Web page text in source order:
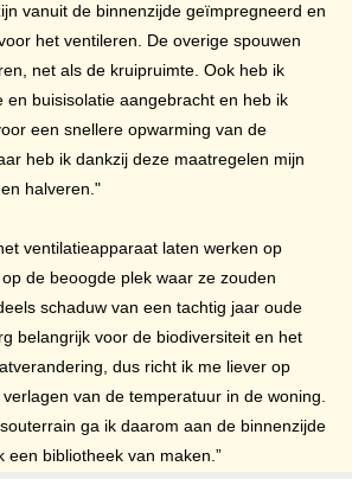
vanuit de binnenzijde geïmpregneerd en
het ventileren. De overige spouwen
net als de kruipruimte. Ook heb ik
en buisisolatie aangebracht en heb ik
een snellere opwarming van de
heb ik dankzij deze maatregelen mijn
halveren."
ventilatieapparaat laten werken op
de beoogde plek waar ze zouden
schaduw van een tachtig jaar oude
belangrijk voor de biodiversiteit en het
dus richt ik me liever op
van de temperatuur in de woning.
ga ik daarom aan de binnenzijde
een bibliotheek van maken.”